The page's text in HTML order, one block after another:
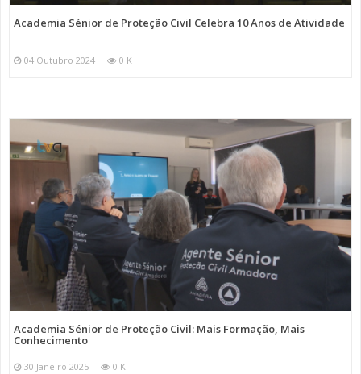
Academia Sénior de Proteção Civil Celebra 10 Anos de Atividade
04 Outubro 2024 0 K
Academia Sénior de Proteção Civil: Mais Formação, Mais
Conhecimento
30 Janeiro 2025 0 K